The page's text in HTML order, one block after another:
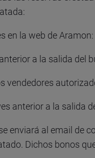
en la web de Aramon:
a la salida del
vendedores
anterior a la salida
enviará al email de
Dichos bonos